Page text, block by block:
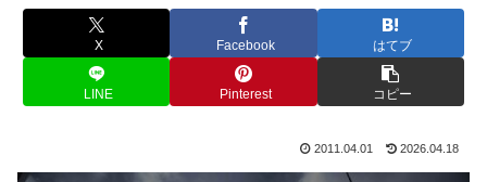
X Facebook はてブ
LINE Pinterest コピー
2011.04.01 2026.04.18